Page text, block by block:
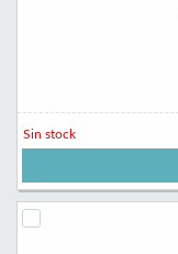
Sin stock